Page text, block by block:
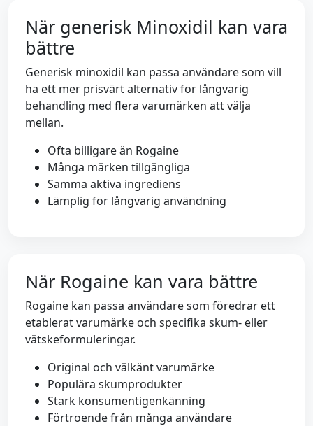
När generisk Minoxidil kan vara
bättre
Generisk minoxidil kan passa användare som vill
ha ett mer prisvärt alternativ för långvarig
behandling med flera varumärken att välja
mellan.
Ofta billigare än Rogaine
Många märken tillgängliga
Samma aktiva ingrediens
Lämplig för långvarig användning
När Rogaine kan vara bättre
Rogaine kan passa användare som föredrar ett
etablerat varumärke och specifika skum- eller
vätskeformuleringar.
Original och välkänt varumärke
Populära skumprodukter
Stark konsumentigenkänning
Förtroende från många användare